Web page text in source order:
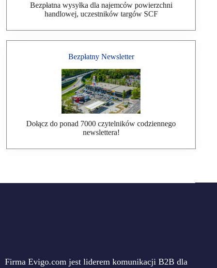
Bezpłatna wysyłka dla najemców powierzchni
handlowej, uczestników targów SCF
Bezpłatny Newsletter
Dołącz do ponad 7000 czytelników codziennego
newslettera!
Firma Evigo.com jest liderem komunikacji B2B dla